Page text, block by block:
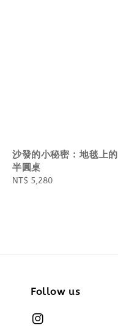
沙發的小秘密 : 地毯上的
半圓桌
Regular
NT$ 5,280
Follow us